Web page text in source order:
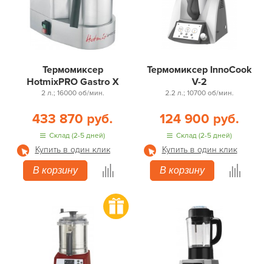
Термомиксер
HotmixPRO Gastro X
2 л.; 16000 об/мин.
433 870 руб.
Склад (2-5 дней)
Купить в один клик
В корзину
Термомиксер InnoCook
V-2
2.2 л.; 10700 об/мин.
124 900 руб.
Склад (2-5 дней)
Купить в один клик
В корзину